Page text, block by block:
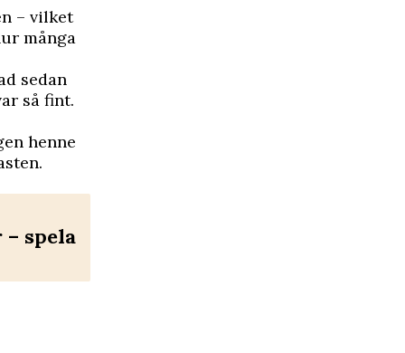
– vilket
många
sedan
så fint.
henne
spela